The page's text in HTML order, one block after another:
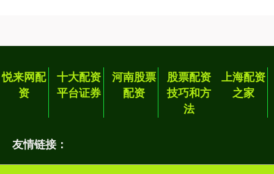
悦来网配
资
十大配资
平台证券
河南股票
配资
股票配资
技巧和方
法
上海配资
之家
友情链接：